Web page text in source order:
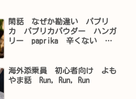
閑話 なぜか勘違い パプリ
カ パプリカパウダー ハンガ
リー paprika 辛くない
海外添乗員 初心者向け よも
やま話 Run, Run, Run